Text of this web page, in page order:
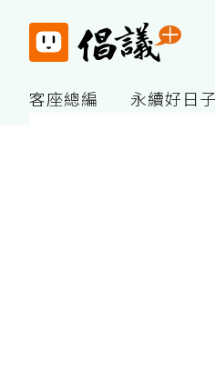
客座總編 永續好日